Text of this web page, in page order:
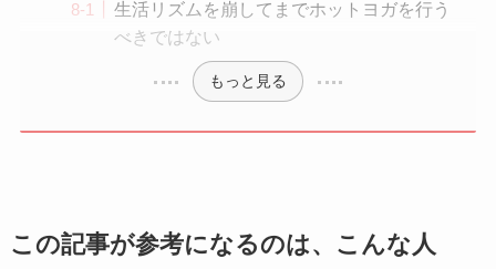
生活リズムを崩してまでホットヨガを行う
べきではない
もっと見る
この記事が参考になるのは、こんな人